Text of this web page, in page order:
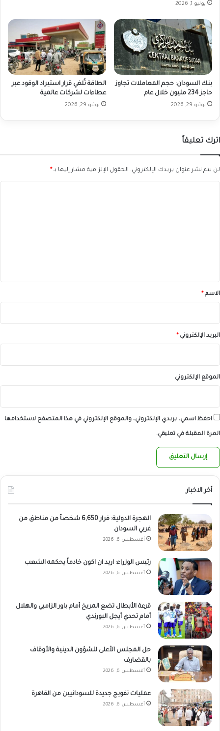
يوليو 1, 2026
بنك السودان: حجم المعاملات تجاوز
حاجز 234 مليون خلال عام
يونيو 29, 2026
الطاقة تُلغي قرار استيراد الوقود عبر
عطاءات لشركات عالمية
يونيو 29, 2026
اترك تعليقاً
لن يتم نشر عنوان بريدك الإلكتروني. الحقول الإلزامية مشار إليها بـ*
*الاسم*
البريد الإلكتروني*
الموقع الإلكتروني
احفظ اسمي، بريدي الإلكتروني، والموقع الإلكتروني في هذا المتصفح لاستخدامها
المرة المقبلة في تعليقي.
أخر الاخبار
الهجرة الدولية: فرار 6,650 شخصاً من مناطق من
غربي السودان
أغسطس 6, 2026
رئيس الوزراء: اريد ان اكون خادماً يحكمه الشعب
أغسطس 6, 2026
قرعة الأبطال تضع المريخ أمام باور الزامبي والهلال
أمام تحدي أيجل البورندي
أغسطس 6, 2026
حل المجلس الأعلى للشؤون الدينية والأوقاف
بالقضارف
أغسطس 6, 2026
عمليات تفويج جديدة للسودانيين من القاهرة
أغسطس 6, 2026